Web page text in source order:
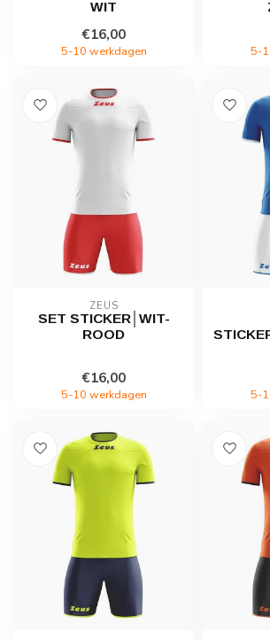
WIT
€16,00
5-10 werkdagen 5-
ZEUS
SET STICKER│WIT-
ROOD
€16,00
5-10 werkdagen 5-